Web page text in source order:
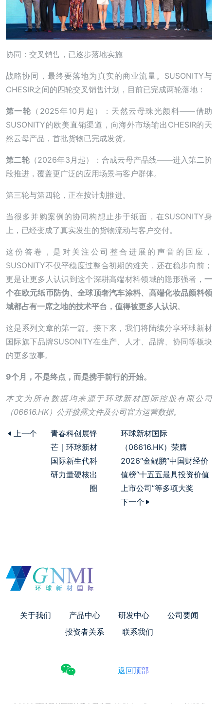
协同：交叉销售，已逐步落地实施
战略协同，最终要落地为真实的商业流量。SUSONITY与
CHESIR之间的四轮交叉销售计划，目前已完成两轮落地：
第一轮 （2025年10月起）：天然云母珠光颜料——借助
SUSONITY的欧美直销渠道，向海外市场输出CHESIR的天
然云母产品，首批货物已完成发货。
第二轮（2026年3月起）：合成云母产品线——进入第二阶
段推进，覆盖更广泛的应用场景与客户群体。
第三轮与第四轮，正在按计划推进。
当很多并购案例的协同构想止步于纸面，在SUSONITY身
上，已经变成了真实发生的货物流动与客户交付。
这份答卷，是对关注公司整合进展的声音的回应，
SUSONITY不仅平稳度过整合初期的难关，还在稳步向前；
更是让更多人认识到这个深耕高端材料领域的隐形强者， 一
个在欧元纸币防伪、全球顶奢汽车涂料、高端化妆品颜料领
域都占有一席之地的技术平台，值得被更多人认识。
这是系列文章的第一篇。接下来，我们将陆续分享环球新材
国际旗下品牌SUSONITY在生产、人才、品牌、协同等板块
的更多故事。
9个月，不是终点，而是携手前行的开始。
本文为所有数据均来源于环球新材国际控股有限公司
（06616.HK）公开披露文件及公司官方运营数据。
上一个
青春科创展锋
芒｜环球新材
国际新生代科
研力量硬核出
圈
环球新材国际
（06616.HK）荣膺
2026“金鲲鹏”中国财经价
值榜“十五五最具投资价值
上市公司”等多项大奖
下一个
关于我们 产品中心 研发中心
公司要闻
投资者关系
联系我们
返回顶部